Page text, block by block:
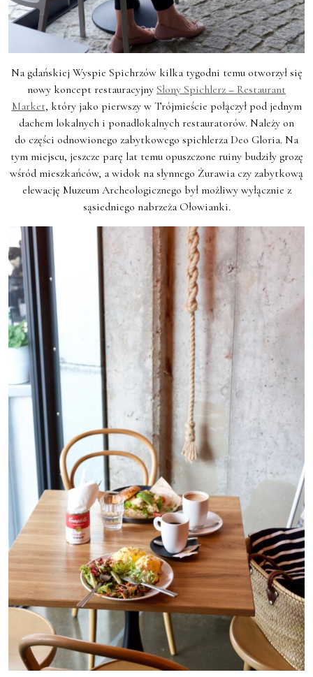
Na gdańskiej Wyspie Spichrzów kilka tygodni temu otworzył się
nowy koncept restauracyjny Słony Spichlerz – Restaurant
Market, który jako pierwszy w Trójmieście połączył pod jednym
dachem lokalnych i ponadlokalnych restauratorów. Należy on
do części odnowionego zabytkowego spichlerza Deo Gloria. Na
tym miejscu, jeszcze parę lat temu opuszczone ruiny budziły grozę
wśród mieszkańców, a widok na słynnego Żurawia czy zabytkową
elewację Muzeum Archeologicznego był możliwy wyłącznie z
sąsiedniego nabrzeża Ołowianki.